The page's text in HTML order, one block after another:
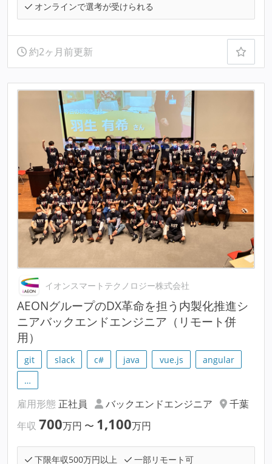
オンラインで選考が受けられる
約2ヶ月前更新
イオンスマートテクノロジー株式会社
AEONグループのDX革命を担う内製化推進シ
ニアバックエンドエンジニア（リモート併
用）
git slack c# java vue.js
angular
…
雇用形態 正社員 バックエンドエンジニア
千葉
年収 700万円 〜 1,100万円
下限年収500万円以上
一部リモート可